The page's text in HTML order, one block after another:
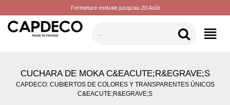
Fermeture estivale jusqu'au 20 Août
CATEGORÍAS
CUCHARA DE MOKA C&EACUTE;R&EGRAVE;S
CAPDECO: CUBIERTOS DE COLORES Y TRANSPARENTES ÚNICOS
C&EACUTE;R&EGRAVE;S